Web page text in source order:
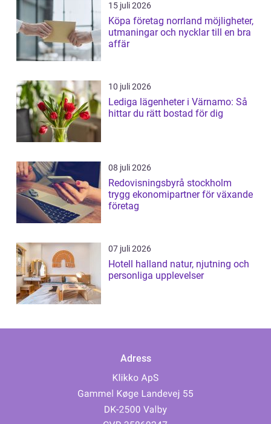
15 juli 2026
Köpa företag norrland möjligheter,
utmaningar och nycklar till en bra
affär
10 juli 2026
Lediga lägenheter i Värnamo: Så
hittar du rätt bostad för dig
08 juli 2026
Redovisningsbyrå stockholm
trygg ekonomipartner för växande
företag
07 juli 2026
Hotell halland natur, njutning och
personliga upplevelser
Adress